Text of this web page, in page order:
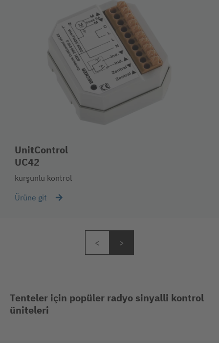
UnitControl
UC42
kurşunlu kontrol
Ürüne git
Tenteler için popüler radyo sinyalli kontrol
üniteleri